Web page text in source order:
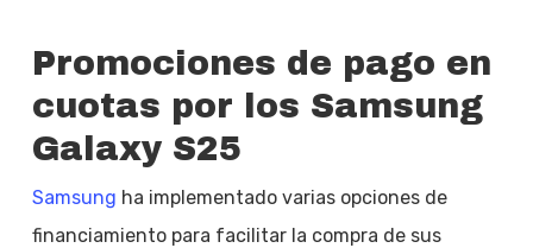
Promociones de pago en
cuotas por los Samsung
Galaxy S25
Samsung ha implementado varias opciones de
financiamiento para facilitar la compra de sus